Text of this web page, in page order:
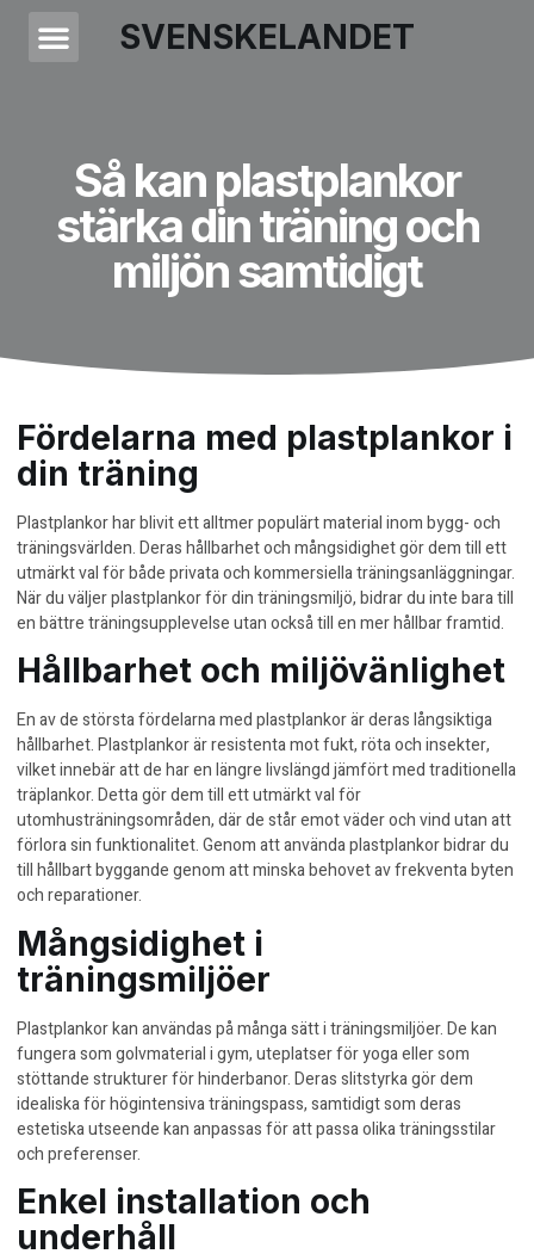
SVENSKELANDET
Så kan plastplankor
stärka din träning och
miljön samtidigt
Fördelarna med plastplankor i
din träning
Plastplankor har blivit ett alltmer populärt material inom bygg- och
träningsvärlden. Deras hållbarhet och mångsidighet gör dem till ett
utmärkt val för både privata och kommersiella träningsanläggningar.
När du väljer plastplankor för din träningsmiljö, bidrar du inte bara till
en bättre träningsupplevelse utan också till en mer hållbar framtid.
Hållbarhet och miljövänlighet
En av de största fördelarna med plastplankor är deras långsiktiga
hållbarhet. Plastplankor är resistenta mot fukt, röta och insekter,
vilket innebär att de har en längre livslängd jämfört med traditionella
träplankor. Detta gör dem till ett utmärkt val för
utomhusträningsområden, där de står emot väder och vind utan att
förlora sin funktionalitet. Genom att använda plastplankor bidrar du
tillhållbart byggandegenom att minska behovet av frekventa byten
och reparationer.
Mångsidighet i
träningsmiljöer
Plastplankor kan användas på många sätt i träningsmiljöer. De kan
fungera som golvmaterial i gym, uteplatser för yoga eller som
stöttande strukturer för hinderbanor. Deras slitstyrka gör dem
idealiska för högintensiva träningspass, samtidigt som deras
estetiska utseende kan anpassas för att passa olika träningsstilar
och preferenser.
Enkel installation och
underhåll